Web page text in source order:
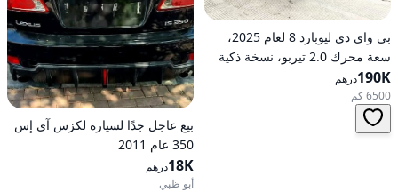
بي واي دي ليوبارد 8 لعام 2025،
سعة محرك 2.0 تيربو، نسخة ذكية
رائدة هجينة ذات دفع كلي على
العجلات
190Kدرهم
6500 كم
بيع عاجل جدًا لسيارة لكزس آي إس
350 عام 2011
18Kدرهم
أبو ظبي